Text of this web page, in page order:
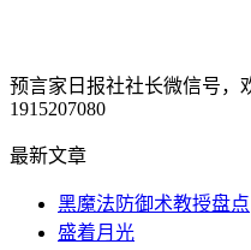
预言家日报社社长微信号，
1915207080
最新文章
黑魔法防御术教授盘点
盛着月光